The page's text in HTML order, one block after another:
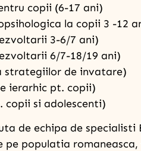
copii (6-17 ani)
la copii 3 -12
3-6/7 ani)
6/7-18/19 ani)
strategiilor de invatare)
ierarhic pt. copii)
copii si adolescenti)
de echipa de specialisti
populatia